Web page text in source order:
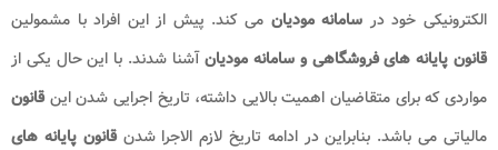
الکترونیکی خود در سامانه مودیان می کند. پیش از این افراد با مشمولین
قانون پایانه های فروشگاهی و سامانه مودیانآشنا شدند‌. با این حال یکی از
مواردی که برای متقاضیان اهمیت بالایی داشته، تاریخ اجرایی شدن اینقانون
مالیاتی می باشد. بنابراین در ادامه تاریخ لازم الاجرا شدن قانون پایانه های